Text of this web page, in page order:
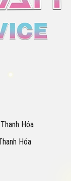
Hóa
Hóa